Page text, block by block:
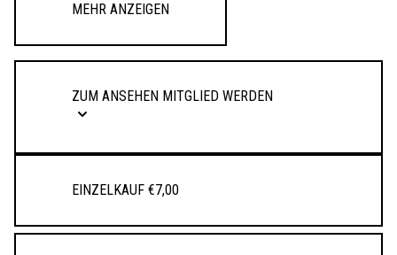
Atemräume und tauchen ein in die Innigkeit mit dem lebendigen
Atems. Werde still. Finde Weichheit und Offenheit im Inneren.
Sama Vritti Pranayama - Der Atem wird gleichmäßig – Einatmen,
stellen sich ein.
die Nadis, beruhigt den Geist und schafft Fokus.
Mehr anzeigen
ZUM ANSEHEN MITGLIED WERDEN
Einzelkauf €7,00